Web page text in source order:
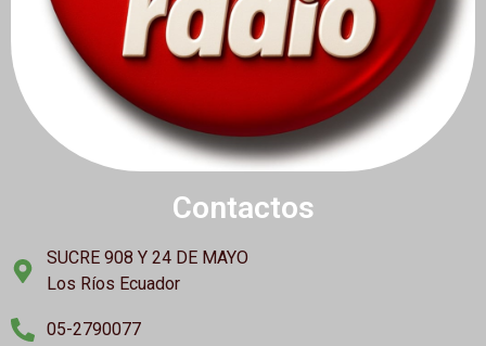
Contactos
SUCRE 908 Y 24 DE MAYO
Los Ríos Ecuador
05-2790077